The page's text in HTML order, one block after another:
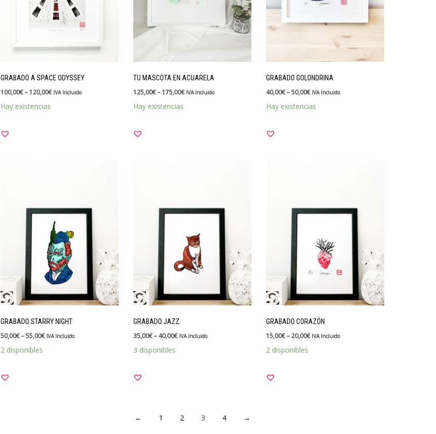
GRABADO A SPACE ODYSSEY
100,00€– 120,00€ IVA Incluido
Hay existencias
TU MASCOTA EN ACUARELA
125,00€– 175,00€ IVA Incluido
Hay existencias
GRABADO GOLONDRINA
40,00€–50,00€ IVA Incluido
Hay existencias
GRABADO STARRY NIGHT
50,00€–55,00€ IVA Incluido
2 disponibles
GRABADO JAZZ
35,00€– 40,00€ IVA Incluido
3 disponibles
GRABADO CORAZÓN
15,00€– 20,00€ IVA Incluido
2 disponibles
← 1 2 3 4 →